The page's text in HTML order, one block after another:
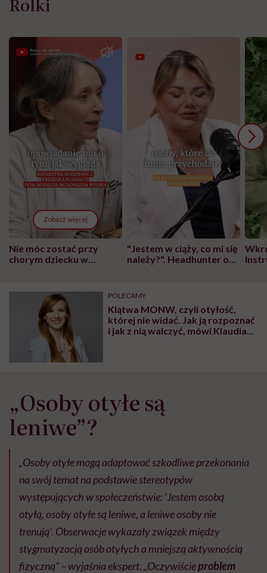
Zobacz więcej
Nie móc zostać przy
chorym dziecku w
może chyba tylko
głupota i brak
wyobraźni"
"Jestem w ciąży, co mi się
należy?". Headhunter o
pracy
POLECAMY
Klątwa MONW, czyli otyłość,
której nie widać. Jak ją rozpoznać
i jak z nią walczyć, mówi Klaudia
„Osoby otyłe są
leniwe”?
„Osoby otyłe mogą adaptować szkodliwe przekonania
na swój temat na podstawie stereotypów
występujących w społeczeństwie: 'Jestem osobą
otyłą, osoby otyłe są leniwe, a leniwe osoby nie
trenują’. Obserwacje wykazały związek między
stygmatyzacją osób otyłych a mniejszą aktywnością
fizyczną” – wyjaśnia ekspert. „Oczywiścieproblem